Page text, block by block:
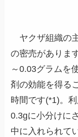
ヤクザ組織の
の密売がありま
～0.03グラムを
剤の効能を得る
時間です(*1)。
0.3gに小分けに
中に入れられて